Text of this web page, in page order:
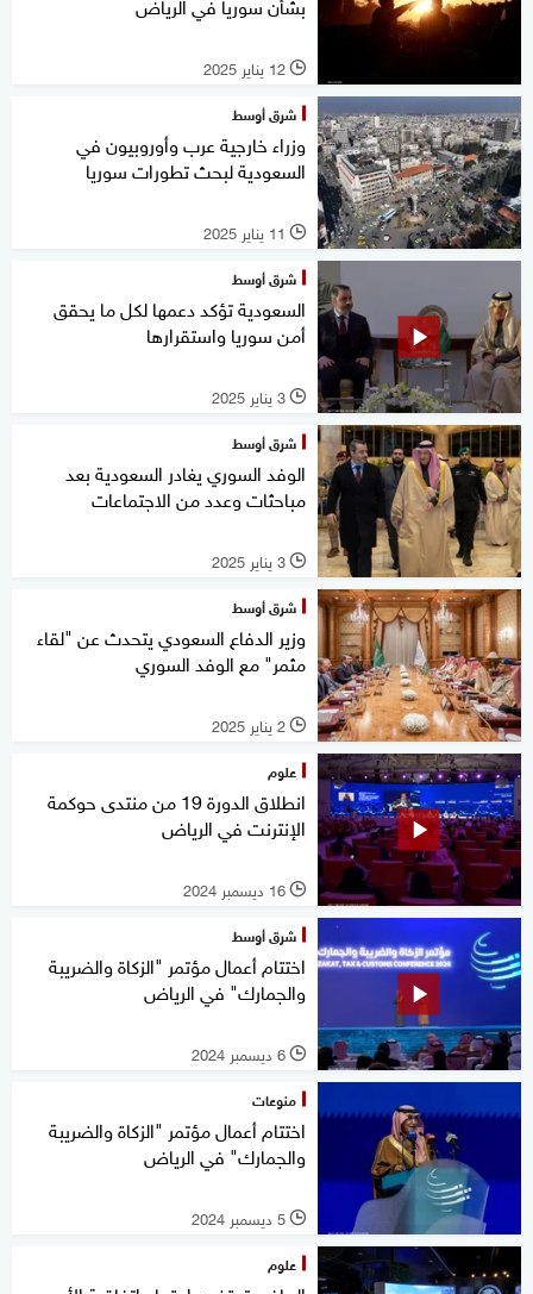
l 12 يناير 2025
شرق أوسط
وزراء خارجية عرب وأوروبيون في
السعودية لبحث تطورات سوريا
l 11 يناير 2025
شرق أوسط
السعودية تؤكد دعمها لكل ما يحقق
أمن سوريا واستقرارها
l 3 يناير 2025
شرق أوسط
الوفد السوري يغادر السعودية بعد
مباحثات وعدد من الاجتماعات
l 3 يناير 2025
شرق أوسط
وزير الدفاع السعودي يتحدث عن "لقاء
مثمر" مع الوفد السوري
l 2 يناير 2025
علوم
انطلاق الدورة 19 من منتدى حوكمة
الإنترنت في الرياض
l 16 ديسمبر 2024
شرق أوسط
اختتام أعمال مؤتمر "الزكاة والضريبة
والجمارك" في الرياض
l 6 ديسمبر 2024
منوعات
اختتام أعمال مؤتمر "الزكاة والضريبة
والجمارك" في الرياض
l 5 ديسمبر 2024
علوم